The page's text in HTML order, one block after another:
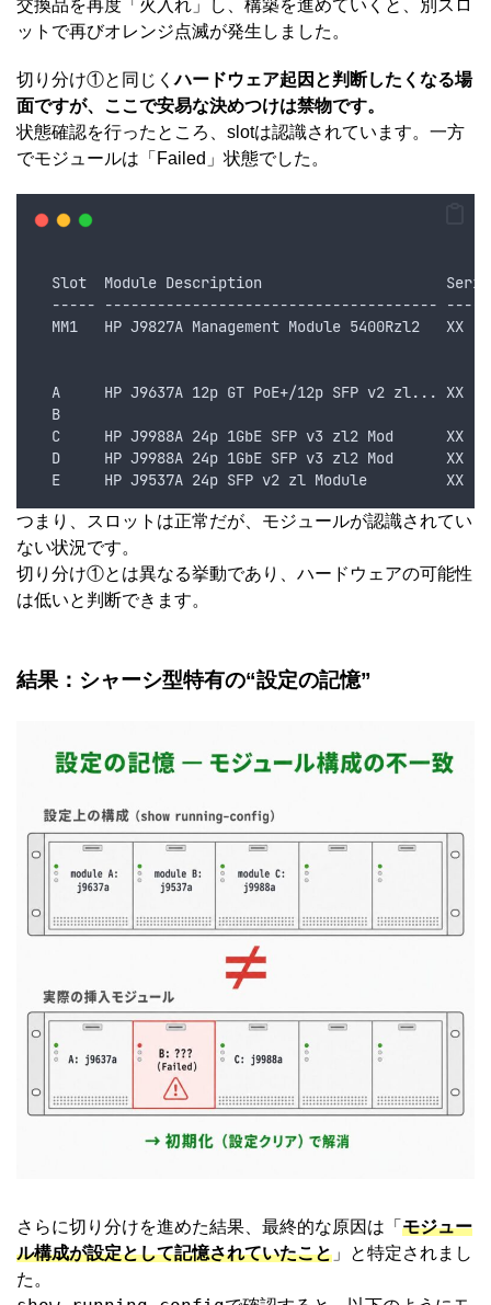
交換品を再度「火入れ」し、構築を進めていくと、別スロ
ットで再びオレンジ点滅が発生しました。
切り分け①と同じくハードウェア起因と判断したくなる場
面ですが、ここで安易な決めつけは禁物です。
状態確認を行ったところ、slotは認識されています。一方
でモジュールは「Failed」状態でした。
Slot  Module Description
----- --------------------------------------
MM1   HP J9827A Management Module 5400Rzl2   XX　
A     HP J9637A 12p GT PoE+/12p SFP v2 zl... XX　
B
C     HP J9988A 24p 1GbE SFP v3 zl2 Mod      XX　
D     HP J9988A 24p 1GbE SFP v3 zl2 Mod      XX　
E     HP J9537A 24p SFP v2 zl Module         XX　
つまり、スロットは正常だが、モジュールが認識されてい
ない状況です。
切り分け①とは異なる挙動であり、ハードウェアの可能性
は低いと判断できます。
結果：シャーシ型特有の“設定の記憶”
さらに切り分けを進めた結果、最終的な原因は「 モジュー
ル構成が設定として記憶されていたこと 」と特定されまし
た。